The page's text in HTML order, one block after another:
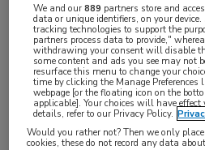
Opdonderdag 14
deze uitzending live
Uitzending gemist? U
on demand bekijken
We and our889 partners store and
data or unique identifiers, on your
tracking technologies to support the
partners process data to provide,"
withdrawing your consent will disable
some content and ads you see may not
resurface this menu to change your
time by clicking the Manage
webpage [or the floating icon on the
applicable]. Your choices will have
details, refer to our Privacy Policy.
Would you rather not? Then we only
cookies, these do not record any data